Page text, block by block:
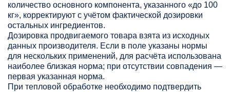
количество основного компонента, указанного «до 100
кг», корректируют с учётом фактической дозировки
остальных ингредиентов.
Дозировка продвигаемого товара взята из исходных
данных производителя. Если в поле указаны нормы
для нескольких применений, для расчёта использована
наиболее близкая норма; при отсутствии совпадения —
первая указанная норма.
При тепловой обработке необходимо подтвердить